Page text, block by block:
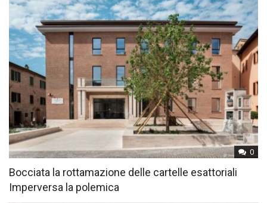
0
Bocciata la rottamazione delle cartelle esattoriali
Imperversa la polemica